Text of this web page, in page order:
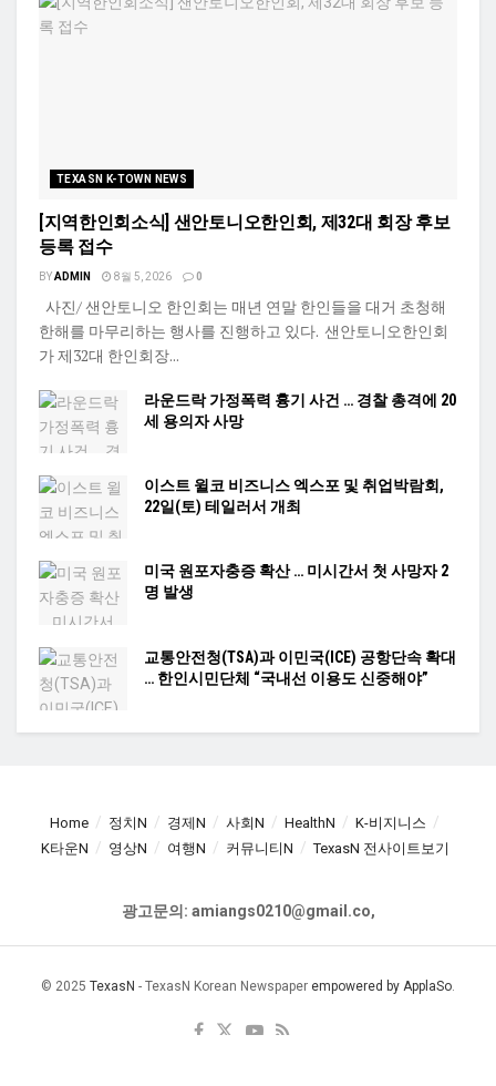
TEXASN K-TOWN NEWS
[지역한인회소식] 샌안토니오한인회, 제32대 회장 후보
등록 접수
BYADMIN 8월 5, 2026 0
사진/ 샌안토니오 한인회는 매년 연말 한인들을 대거 초청해
한해를 마무리하는 행사를 진행하고 있다. 샌안토니오한인회
가 제32대 한인회장...
라운드락 가정폭력 흉기 사건 … 경찰 총격에 20
세 용의자 사망
이스트 윌코 비즈니스 엑스포 및 취업박람회,
22일(토) 테일러서 개최
미국 원포자충증 확산 … 미시간서 첫 사망자 2
명 발생
교통안전청(TSA)과 이민국(ICE) 공항단속 확대
… 한인시민단체 “국내선 이용도 신중해야”
Home 정치N 경제N 사회N HealthN
K-비지니스
K타운N
영상N 여행N 커뮤니티N TexasN 전사이트보기
광고문의: amiangs0210@gmail.co,
© 2025 TexasN - TexasN Korean Newspaper empowered by ApplaSo.